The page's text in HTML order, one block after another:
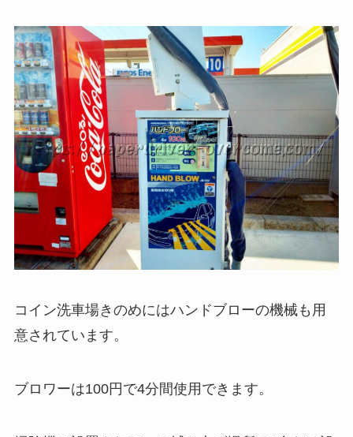
コイン洗車場きのめにはハンドブローの機械も用
意されています。
ブロワーは100円で4分間使用できます。